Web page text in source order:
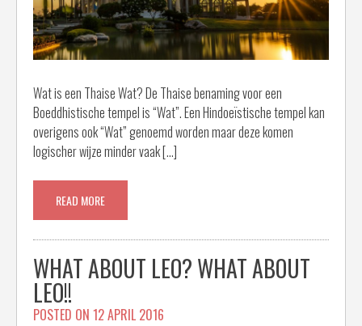
Wat is een Thaise Wat? De Thaise benaming voor een
Boeddhistische tempel is “Wat”. Een Hindoeïstische tempel kan
overigens ook “Wat” genoemd worden maar deze komen
logischer wijze minder vaak […]
READ MORE
WHAT ABOUT LEO? WHAT ABOUT
LEO!!
POSTED ON 12 APRIL 2016